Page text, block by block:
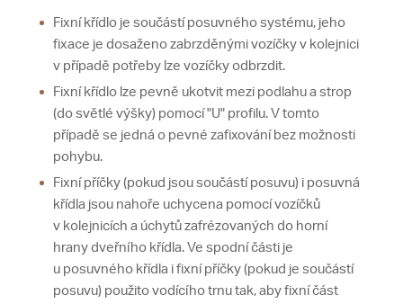
Fixní křídlo je součástí posuvného systému, jeho
fixace je dosaženo zabrzděnými vozíčky v kolejnici
v případě potřeby lze vozíčky odbrzdit.
Fixní křídlo lze pevně ukotvit mezi podlahu a strop
(do světlé výšky) pomocí "U" profilu. V tomto
případě se jedná o pevné zafixování bez možnosti
pohybu.
Fixní příčky (pokud jsou součástí posuvu) i posuvná
křídla jsou nahoře uchycena pomocí vozíčků
v kolejnicích a úchytů zafrézovaných do horní
hrany dveřního křídla. Ve spodní části je
u posuvného křídla i fixní příčky (pokud je součástí
posuvu) použito vodícího trnu tak, aby fixní část